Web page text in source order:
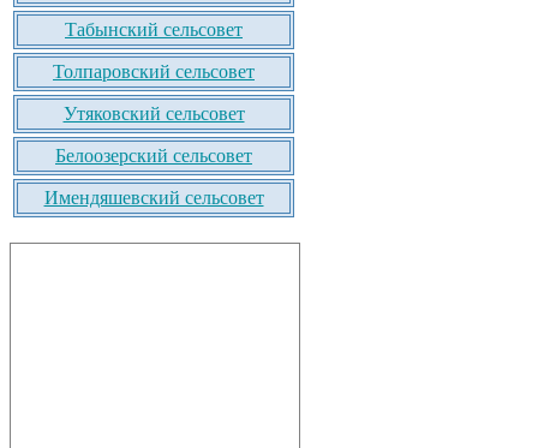
Табынский сельсовет
Толпаровский сельсовет
Утяковский сельсовет
Белоозерский сельсовет
Имендяшевский сельсовет